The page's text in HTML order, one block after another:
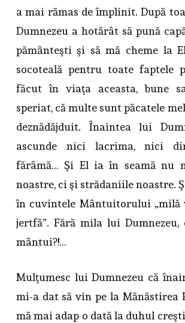
a mai rămas de împlinit. După
Dumnezeu a hotărât să pună
pământeşti şi să mă cheme la
socoteală pentru toate faptele
făcut în viaţa aceasta, bune
speriat, că multe sunt păcatele
deznădăjduit. Înaintea lui
ascunde nici lacrima, nici
fărâmă… Şi El ia în seamă nu
noastre, ci şi strădaniile noastre.
în cuvintele Mântuitorului „milă
jertfă”. Fără mila lui Dumnezeu,
mântui?!…
Mulţumesc lui Dumnezeu că
mi-a dat să vin pe la Mănăstirea
mă mai adap o dată la duhul